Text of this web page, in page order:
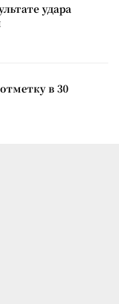
удара
в 30